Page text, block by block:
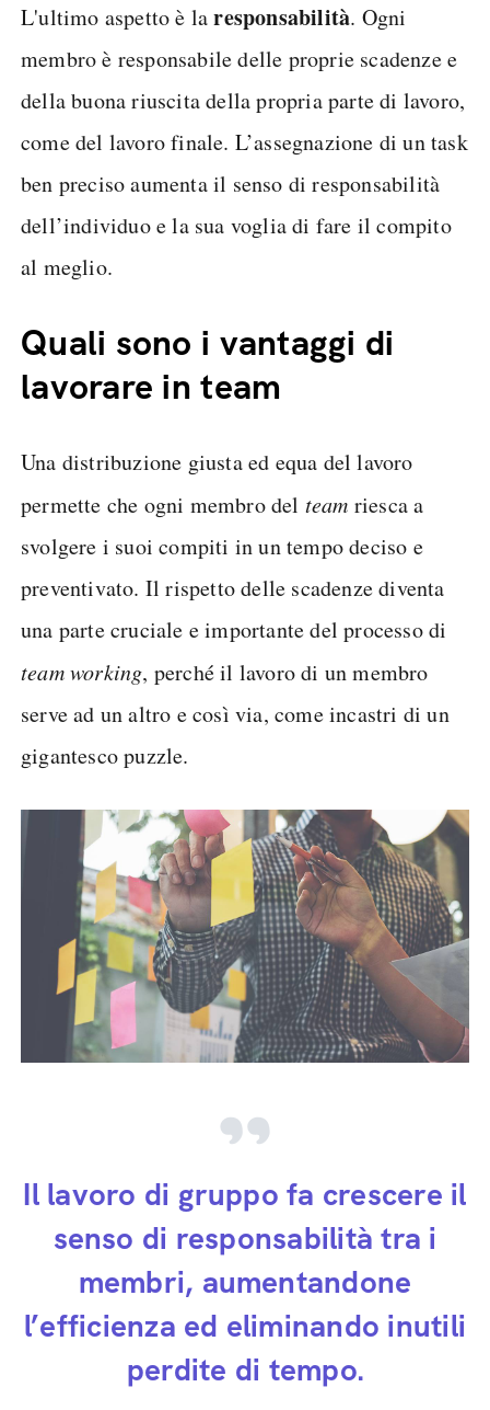
L'ultimo aspetto è laresponsabilità. Ogni
membro è responsabile delle proprie scadenze e
della buona riuscita della propria parte di lavoro,
come del lavoro finale. L’assegnazione di un task
ben preciso aumenta il senso di responsabilità
dell’individuo e la sua voglia di fare il compito
al meglio.
Quali sono i vantaggi di
lavorare in team
Una distribuzione giusta ed equa del lavoro
permette che ogni membro del team riesca a
svolgere i suoi compiti in un tempo deciso e
preventivato. Il rispetto delle scadenze diventa
una parte cruciale e importante del processo di
team working, perché il lavoro di un membro
serve ad un altro e così via, come incastri di un
gigantesco puzzle.
Il lavoro di gruppo fa crescere il
senso di responsabilità tra i
membri, aumentandone
l’efficienza ed eliminando inutili
perdite di tempo.